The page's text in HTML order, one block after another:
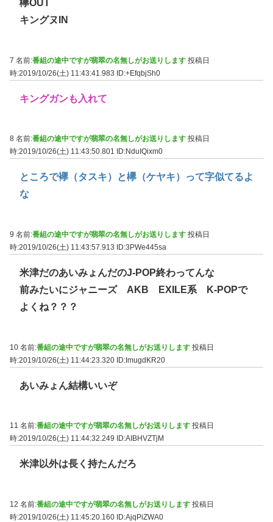
欅OUT
キングヌIN
7 名前:番組の途中ですが翡翠の名無しがお送りします 投稿日
時:2019/10/26(土) 11:43:41.983 ID:+EfqbjSh0
キングガンも入れて
8 名前:番組の途中ですが翡翠の名無しがお送りします 投稿日
時:2019/10/26(土) 11:43:50.801
ID:NduIQixm0
ところで襷（タスキ）と欅（ケヤキ）って字似てるよ
な
9 名前:番組の途中ですが翡翠の名無しがお送りします 投稿日
時:2019/10/26(土) 11:43:57.913
ID:3PWe445sa
米津だのあいみょんだのJ-POP終わってんな
前みたいにジャニーズ AKB EXILE系 K-POPで
よくね？？？
10 名前:番組の途中ですが翡翠の名無しがお送りします 投稿日
時:2019/10/26(土) 11:44:23.320 ID:ImugdKR20
あいみょん結構いいぞ
11 名前:番組の途中ですが翡翠の名無しがお送りします 投稿日
時:2019/10/26(土) 11:44:32.249
ID:AIBHVZTjM
米津以外は長く持たんだろ
12 名前:番組の途中ですが翡翠の名無しがお送りします 投稿日
時:2019/10/26(土) 11:45:20.160 ID:AjqPiZWA0